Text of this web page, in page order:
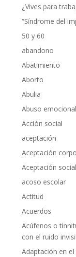
¿Vives para
“Síndrome del
50 y 60
abandono
Abatimiento
Aborto
Abulia
Abuso emocional
Acción social
aceptación
Aceptación
Aceptación social
acoso escolar
Actitud
Acuerdos
Acúfenos o
con el ruido
Adaptación en